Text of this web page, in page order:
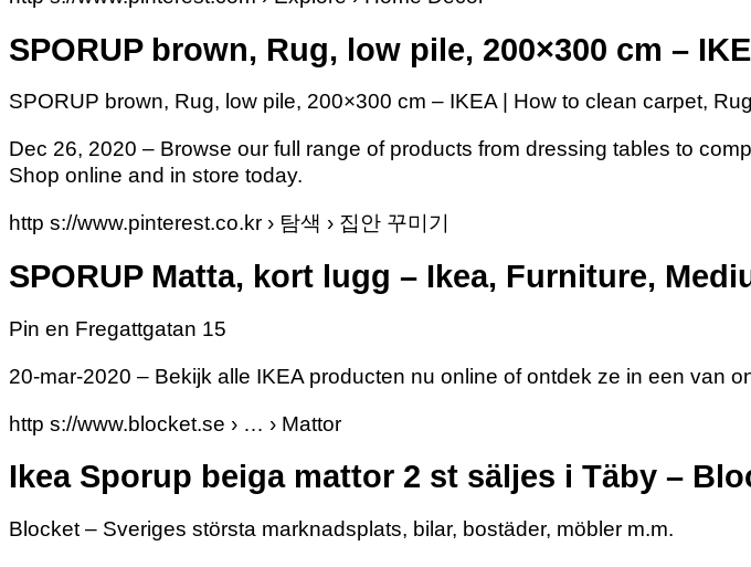
SPORUP brown, Rug, low pile, 200×300 cm –
SPORUP brown, Rug, low pile, 200×300 cm – IKEA | How to clean carpet,
Dec 26, 2020 – Browse our full range of products from dressing tables to
Shop online and in store today.
http s://www.pinterest.co.kr › 탐색 › 집안 꾸미기
SPORUP Matta, kort lugg – Ikea, Furniture,
Pin en Fregattgatan 15
20-mar-2020 – Bekijk alle IKEA producten nu online of ontdek ze in een van
http s://www.blocket.se › … › Mattor
Ikea Sporup beiga mattor 2 st säljes i Täby –
Blocket – Sveriges största marknadsplats, bilar, bostäder, möbler m.m.